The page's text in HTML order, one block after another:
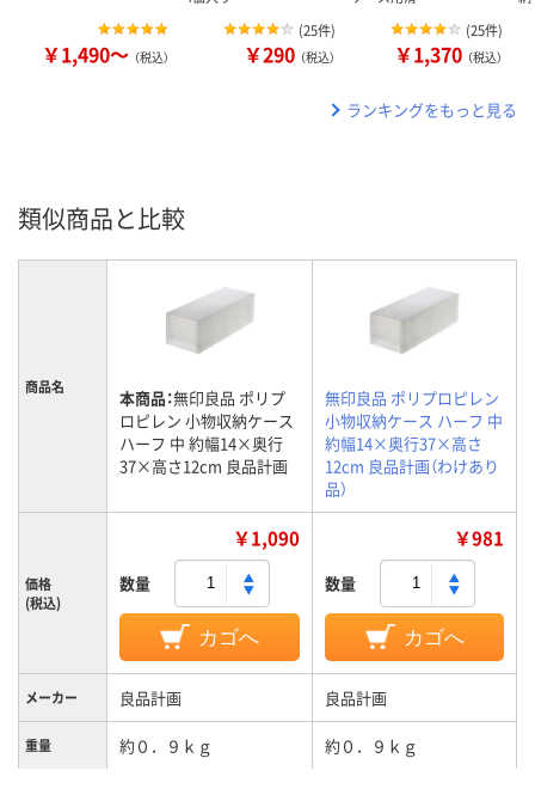
￥1,490～ （税込）
(25件)
￥290 （税込）
(25件)
￥1,370 （税込）
ランキングをもっと見る
類似商品と比較
商品名 本商品：無印良品 ポリプ
ロピレン 小物収納ケース
ハーフ 中 約幅14×奥行
37×高さ12cm 良品計画
無印良品 ポリプロピレン
小物収納ケース ハーフ 中
約幅14×奥行37×高さ
12cm 良品計画（わけあり
品）
価格
(税込)
￥1,090
数量
カゴへ
￥981
数量
カゴへ
メーカー 良品計画 良品計画
重量 約０．９ｋｇ 約０．９ｋｇ